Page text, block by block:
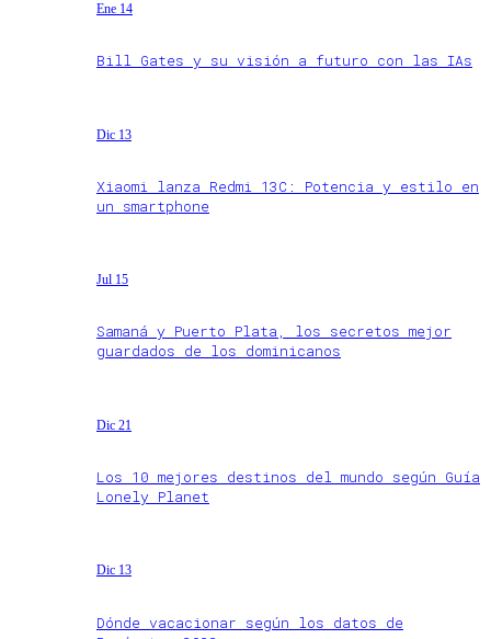
Ene 14
Bill Gates y su visión a futuro con las IAs
Dic 13
Xiaomi lanza Redmi 13C: Potencia y estilo en
un smartphone
Jul 15
Samaná y Puerto Plata, los secretos mejor
guardados de los dominicanos
Dic 21
Los 10 mejores destinos del mundo según Guía
Lonely Planet
Dic 13
Dónde vacacionar según los datos de